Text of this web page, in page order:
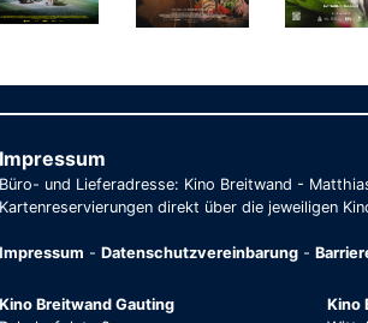
Impressum
Büro- und Lieferadresse: Kino Breitwand -
Kartenreservierungen direkt über die jeweiligen
Impressum - Datenschutzvereinbarung -
Kino Breitwand Gauting
Kino